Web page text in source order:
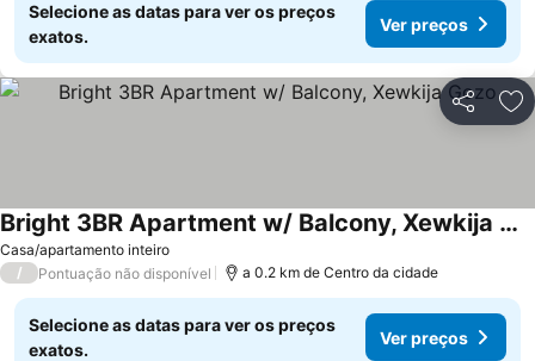
Selecione as datas para ver os preços
exatos.
Ver preços
Partilhar
Casa/apartamento inteiro
Bright 3BR Apartment w/ Balcony, Xewkija Gozo
/ Pontuação não disponível a 0.2 km de Centro da cidade
Selecione as datas para ver os preços
exatos.
Ver preços